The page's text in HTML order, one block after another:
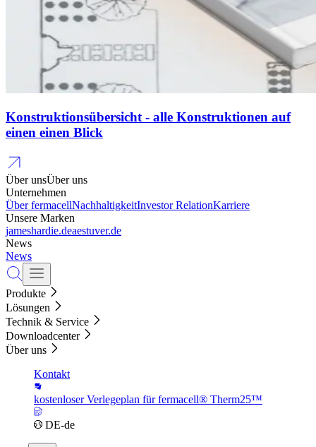
Konstruktionsübersicht - alle Konstruktionen auf
einen einen Blick
Über unsÜber uns
Unternehmen
Über fermacellNachhaltigkeitInvestor RelationKarriere
Unsere Marken
jameshardie.deaestuver.de
News
News
Produkte
Lösungen
Technik & Service
Downloadcenter
Über uns
Kontakt
kostenloser Verlegeplan für fermacell® Therm25™
DE-de